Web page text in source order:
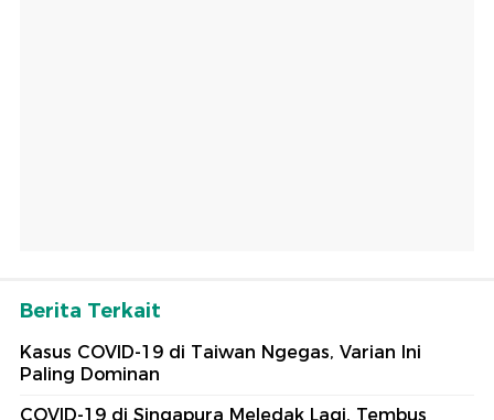
Berita Terkait
Kasus COVID-19 di Taiwan Ngegas, Varian Ini
Paling Dominan
COVID-19 di Singapura Meledak Lagi, Tembus